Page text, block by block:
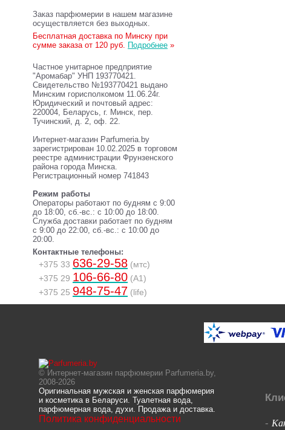
Заказ парфюмерии в нашем магазине
осуществляется без выходных.
Бесплатная доставка по Минску при
сумме заказа от 120 руб. Подробнее »
Частное унитарное предприятие
"Аромабар" УНП 193770421.
Свидетельство №193770421 выдано
Минским горисполкомом 11.06.24г.
Юридический и почтовый адрес:
220004, Беларусь, г. Минск, пер.
Тучинский, д. 2, оф. 22.
Интернет-магазин Parfumeria.by
зарегистрирован 10.02.2025 в торговом
реестре администрации Фрунзенского
района города Минска.
Регистрационный номер 741843
Режим работы
Операторы работают по будням с 9:00
до 18:00, сб.-вс.: с 10:00 до 18:00.
Служба доставки работает по будням
с 9:00 до 22:00, сб.-вс.: с 10:00 до
20:00.
Контактные телефоны:
+375 33 636-29-58 (мтс)
+375 29 106-66-80 (A1)
+375 25 948-75-47 (life)
© Интернет-магазин парфюмерии Parfumeria.by,
2008-2026
Оригинальная мужская и женская парфюмерия
и косметика в Беларуси. Туалетная вода,
парфюмерная вода, духи. Продажа и доставка.
Политика конфиденциальности -